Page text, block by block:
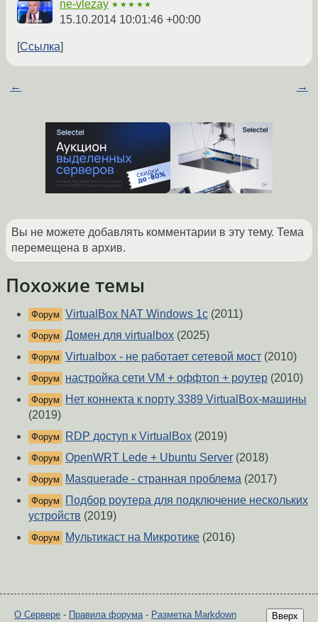
ne-vlezay ★★★★★
15.10.2014 10:01:46 +00:00
Ссылка
← →
Вы не можете добавлять комментарии в эту тему. Тема
перемещена в архив.
Похожие темы
Форум VirtualBox NAT Windows 1c (2011)
Форум Домен для virtualbox (2025)
Форум Virtualbox - не работает сетевой мост (2010)
Форум настройка сети VM + оффтоп + роутер (2010)
Форум
Нет коннекта к порту 3389 VirtualBox-машины
(2019)
Форум RDP доступ к VirtualBox (2019)
Форум OpenWRT Lede + Ubuntu Server (2018)
Форум Masquerade - странная проблема (2017)
Форум
Подбор роутера для подключение нескольких
устройств (2019)
Форум Мультикаст на Микротике (2016)
Вверх
О Сервере - Правила форума- Разметка Markdown